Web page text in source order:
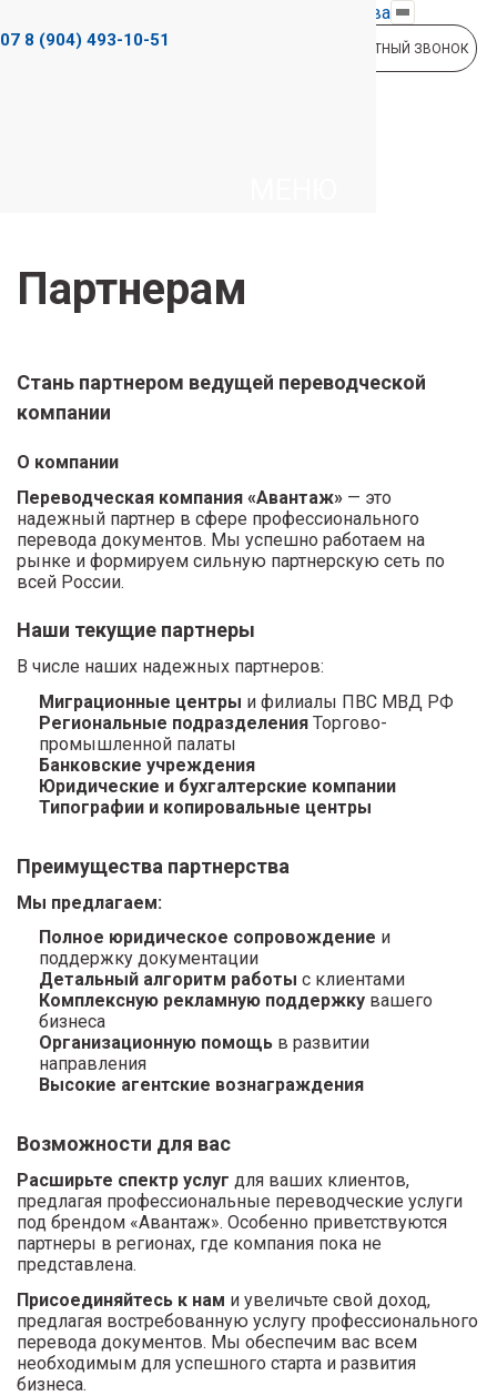
8 (904) 493-10-51
Москва
ЗАКАЗАТЬ ОБРАТНЫЙ ЗВОНОК
Партнерам
Стань партнером ведущей переводческой
компании
О компании
Переводческая компания «Авантаж» — это
надежный партнер в сфере профессионального
перевода документов. Мы успешно работаем на
рынке и формируем сильную партнерскую сеть по
всей России.
Наши текущие партнеры
В числе наших надежных партнеров:
Миграционные центры и филиалы ПВС МВД РФ
Региональные подразделения Торгово-
промышленной палаты
Банковские учреждения
Юридические и бухгалтерские компании
Типографии и копировальные центры
Преимущества партнерства
Мы предлагаем:
Полное юридическое сопровождение и
поддержку документации
Детальный алгоритм работы с клиентами
Комплексную рекламную поддержку вашего
бизнеса
Организационную помощь в развитии
направления
Высокие агентские вознаграждения
Возможности для вас
Расширьте спектр услуг для ваших клиентов,
предлагая профессиональные переводческие услуги
под брендом «Авантаж». Особенно приветствуются
партнеры в регионах, где компания пока не
представлена.
Присоединяйтесь к нам и увеличьте свой доход,
предлагая востребованную услугу профессионального
перевода документов. Мы обеспечим вас всем
необходимым для успешного старта и развития
бизнеса.